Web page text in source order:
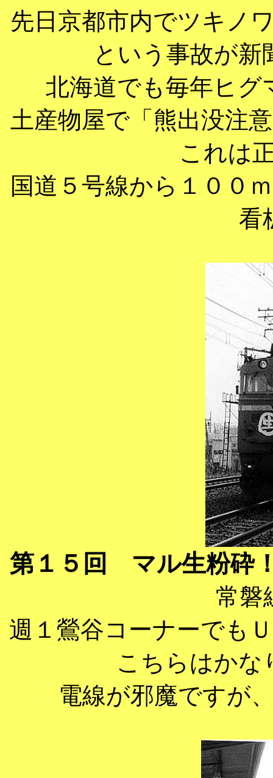
先日京都市内でツキノ
という事故が
北海道でも毎年ヒグ
土産物屋で「熊出没注
これは
国道５号線から１００
看
第１５回 マル生粉砕
常磐
週１鶯谷コーナーでも
こちらはかな
電線が邪魔ですが